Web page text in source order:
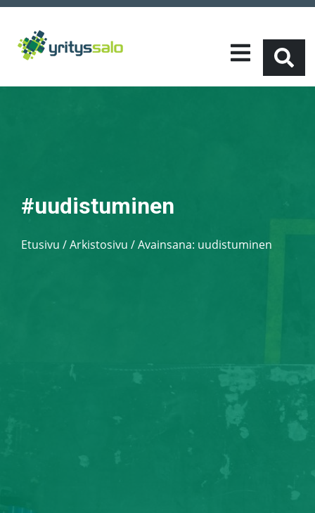
#uudistuminen
Etusivu /Arkistosivu / Avainsana: uudistuminen